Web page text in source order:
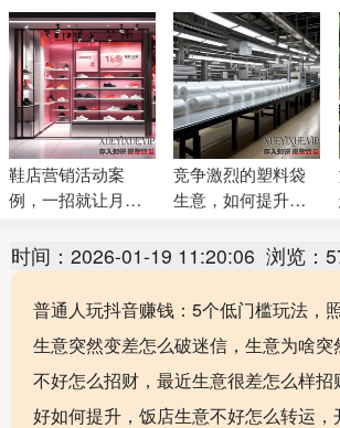
吸引顾客办卡
鞋店营销活动案
例，一招就让月营
竞争激烈的塑料袋
生意，如何提升利
时间：2026-01-19 11:20:06 浏览：
普通人玩抖音赚钱：5个低门槛玩法，
生意突然变差怎么破迷信，生意为啥
不好怎么招财，最近生意很差怎么样招
好如何提升，饭店生意不好怎么转运